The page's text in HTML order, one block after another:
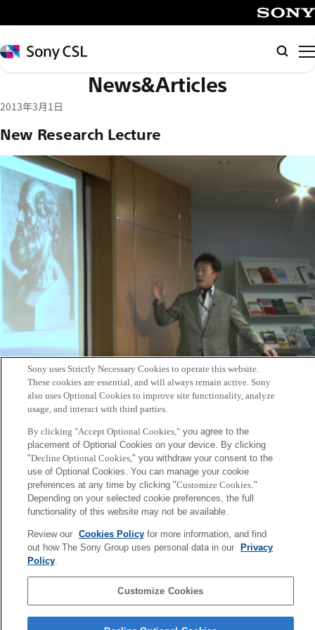
イ
ン
コ
テ
ツ
へ
ス
Sony
CSL
検
索
News&Articles
2013年3月1日
New Research Lecture
CSLシニアリサーチャーの桜田一洋による講義動画「新たな生命の総合をめ
ざして」（約30分）を公開しました。「多様で常に移りゆく存在である生命
を私たちはありのままに捉えているのだろうか。」桜田氏はこの講義で生命
の価値を問うています。また、講義に加え、本人のインタビュー動画（約3
分)もお楽しみいただけます。
＃本講義は（株）シエロアスールとのコラボレーションにより撮影されたも
のです。
会社概要 アクセス ご利用条件 プライバシーポリシー
Sony uses Strictly Necessary Cookies to operate this website.
These cookies are essential, and will always remain active. Sony
also uses Optional Cookies to improve site functionality, analyze
usage, and interact with third parties.
By clicking "Accept Optional Cookies,"you agree to the
placement of Optional Cookies on your device. By clicking
"Decline Optional Cookies," you withdraw your consent to the
use of Optional Cookies. You can manage your cookie
preferences at any time by clicking "Customize Cookies."
Depending on your selected cookie preferences, the full
functionality of this website may not be available.
Review our Cookies Policyfor more information, and find
out how The Sony Group uses personal data in our
Privacy
Policy.
Customize Cookies